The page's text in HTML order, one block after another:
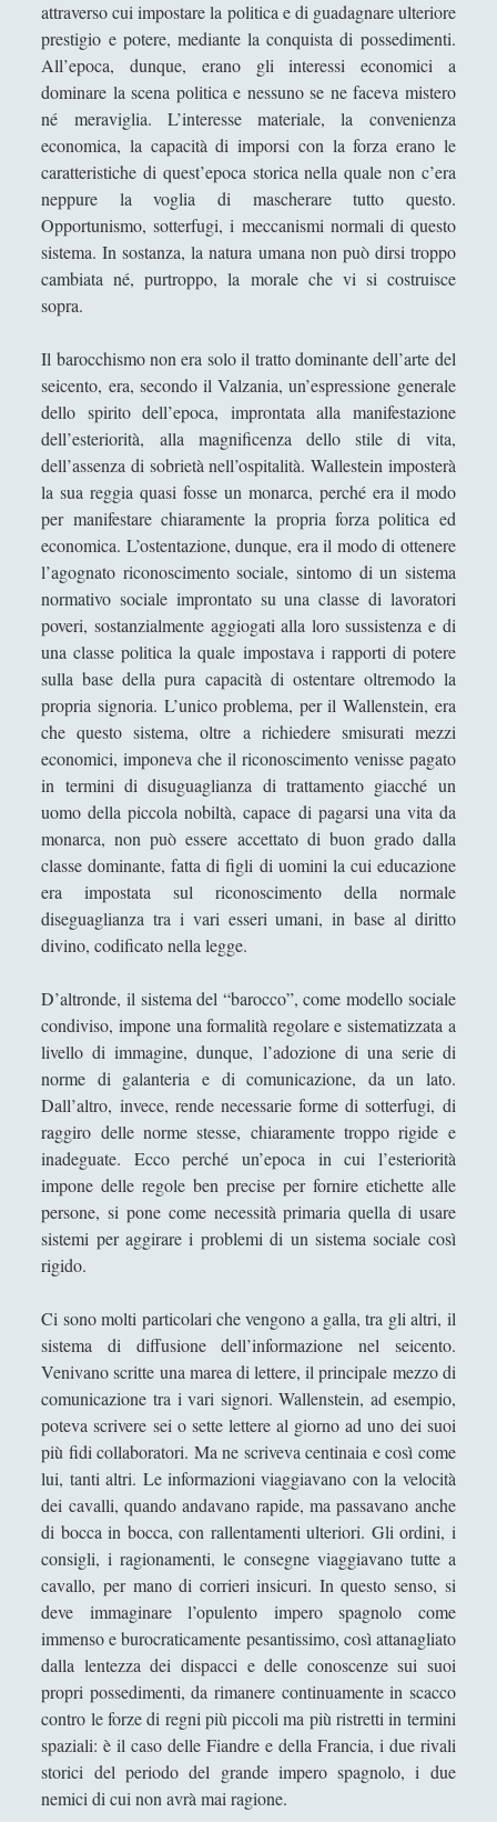
Le guerre jugoslave 1991-1999 di Jože
Pirjevec
Le isole degli schiavi - Torkild Hansen
Lo scialle giallo - Storia della prostituzione -
Braun Lasse
L’arte della guerriglia - Gastone Breccia
L’età degli imperi - Eric J. Hobsbawm
L’interrogatorio – Vladimir Volkoff
Christoher Bayly
Pubblicazione del libro "Storia della Shoah -
La politica dello sterminio nazista" di
Giacomo Carrus
Recensione: John H. Elliot sugli Imperi
dell’Atlantico(1492-1830)
Satyricon - Petronio
Spie Storia degli 007 dall'antichità all'era
moderna. Vecchioni D.
Storia della follia nell’età classica - Michel
Foucault
Storia della guerra del Vietnam - Stanley
Karnow
Supplying War Logistics from Wallenstein to
Patton - Martin Van Creveld
Syria Quello che i media non dicono.
Schiavone (a cura di) con Aramu, Khrais,
Picasso
Terre di sangue – L’Europa nella morsa di
Tragedia e Storia Arnold Toynbee: La storia
universale nella maschera della classicità
Wallenstein - La tragedia di un generale
della guerra dei trent'anni - Sergio
Valzania
► Libri Filosofici(47)
► Noir (13)
► Libri di Scacchi (17)
► Altro (14)
► Business & Economia(5)
► Collane(3)
Geopolitica(5)
► Guerra e warfare(37)
► I premi Nobel – La serie
► Intelligence(3)
► Logica(5)
► Recensioni – Diarkos (2)
► Reportage(5)
Scienza
(13)
'Anche Kant amava Arancia meccanica', l'ultimo
attraverso cui impostare la politica e di guadagnare ulteriore
prestigio e potere, mediante la conquista di possedimenti.
All’epoca, dunque, erano gli interessi economici a
dominare la scena politica e nessuno se ne faceva mistero
né meraviglia. L’interesse materiale, la convenienza
economica, la capacità di imporsi con la forza erano le
caratteristiche di quest’epoca storica nella quale non c’era
neppure la voglia di mascherare tutto questo.
Opportunismo, sotterfugi, i meccanismi normali di questo
sistema. In sostanza, la natura umana non può dirsi troppo
cambiata né, purtroppo, la morale che vi si costruisce
sopra.
Il barocchismo non era solo il tratto dominante dell’arte del
seicento, era, secondo il Valzania, un’espressione generale
dello spirito dell’epoca, improntata alla manifestazione
dell’esteriorità, alla magnificenza dello stile di vita,
dell’assenza di sobrietà nell’ospitalità. Wallestein imposterà
la sua reggia quasi fosse un monarca, perché era il modo
per manifestare chiaramente la propria forza politica ed
economica. L’ostentazione, dunque, era il modo di ottenere
l’agognato riconoscimento sociale, sintomo di un sistema
normativo sociale improntato su una classe di lavoratori
poveri, sostanzialmente aggiogati alla loro sussistenza e di
una classe politica la quale impostava i rapporti di potere
sulla base della pura capacità di ostentare oltremodo la
propria signoria. L’unico problema, per il Wallenstein, era
che questo sistema, oltre a richiedere smisurati mezzi
economici, imponeva che il riconoscimento venisse pagato
in termini di disuguaglianza di trattamento giacché un
uomo della piccola nobiltà, capace di pagarsi una vita da
monarca, non può essere accettato di buon grado dalla
classe dominante, fatta di figli di uomini la cui educazione
era impostata sul riconoscimento della normale
diseguaglianza tra i vari esseri umani, in base al diritto
divino, codificato nella legge.
D’altronde, il sistema del “barocco”, come modello sociale
condiviso, impone una formalità regolare e sistematizzata a
livello di immagine, dunque, l’adozione di una serie di
norme di galanteria e di comunicazione, da un lato.
Dall’altro, invece, rende necessarie forme di sotterfugi, di
raggiro delle norme stesse, chiaramente troppo rigide e
inadeguate. Ecco perché un’epoca in cui l’esteriorità
impone delle regole ben precise per fornire etichette alle
persone, si pone come necessità primaria quella di usare
sistemi per aggirare i problemi di un sistema sociale così
rigido.
Ci sono molti particolari che vengono a galla, tra gli altri, il
sistema di diffusione dell’informazione nel seicento.
Venivano scritte una marea di lettere, il principale mezzo di
comunicazione tra i vari signori. Wallenstein, ad esempio,
poteva scrivere sei o sette lettere al giorno ad uno dei suoi
più fidi collaboratori. Ma ne scriveva centinaia e così come
lui, tanti altri. Le informazioni viaggiavano con la velocità
dei cavalli, quando andavano rapide, ma passavano anche
di bocca in bocca, con rallentamenti ulteriori. Gli ordini, i
consigli, i ragionamenti, le consegne viaggiavano tutte a
cavallo, per mano di corrieri insicuri. In questo senso, si
deve immaginare l’opulento impero spagnolo come
immenso e burocraticamente pesantissimo, così attanagliato
dalla lentezza dei dispacci e delle conoscenze sui suoi
propri possedimenti, da rimanere continuamente in scacco
contro le forze di regni più piccoli ma più ristretti in termini
spaziali: è il caso delle Fiandre e della Francia, i due rivali
storici del periodo del grande impero spagnolo, i due
nemici di cui non avrà mai ragione.